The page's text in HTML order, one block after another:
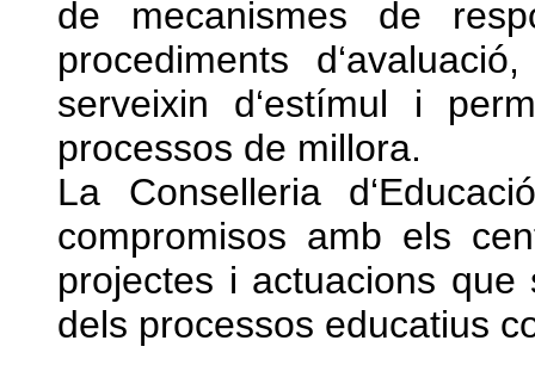
de mecanismes de
procediments
serveixin d‘estímul i
processos de millora.
La Conselleria
compromisos amb els
projectes i actuacions
dels processos educatius